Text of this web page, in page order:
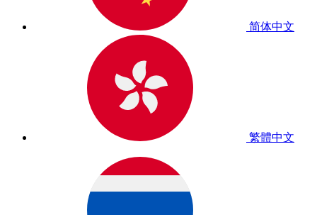
简体中文
繁體中文